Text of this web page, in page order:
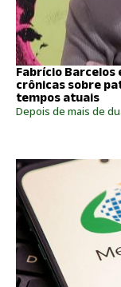
Fabrício
crônicas sobre
tempos atuais
Depois de mais de